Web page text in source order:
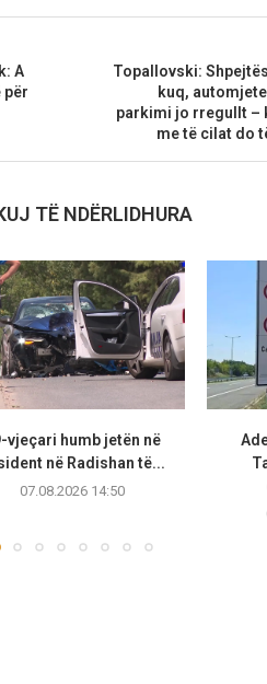
A
për
Topallovski:
kuq,
parkimi jo rregullt –
me të cilat do
TË NDËRLIDHURA
vjeçari humb jetën në
në Radishan të...
07.08.2026 14:50